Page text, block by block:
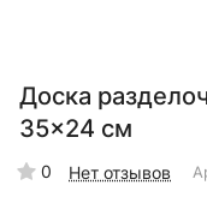
Доска
35x24 см
0 Нет отзывов